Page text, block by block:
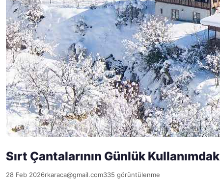
Sırt Çantalarının Günlük
28 Feb 2026rkaraca@gmail.com335 görüntülenme